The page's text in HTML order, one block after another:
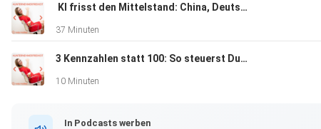
️ KI frisst den Mittelstand: China, Deutschland und die zwei Wege für Unternehmer
37 Minuten
3 Kennzahlen statt 100: So steuerst Du Dein Unternehmen in 15 Minuten
10 Minuten
In Podcasts werben